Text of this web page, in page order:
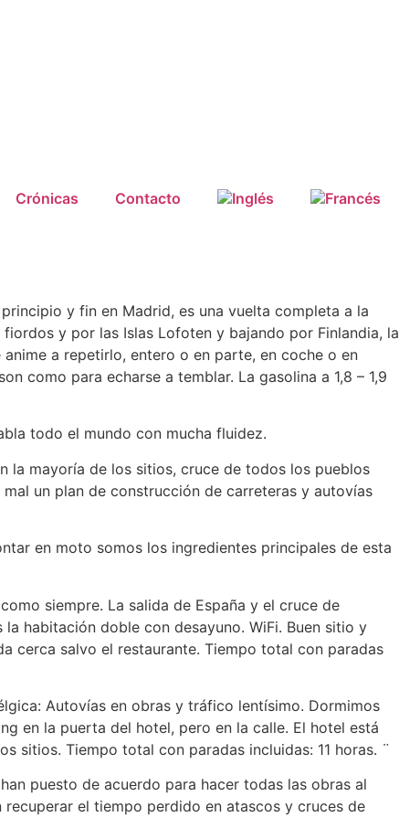
Crónicas Contacto
y fin en Madrid, es una vuelta completa a la
y por las Islas Lofoten y bajando por Finlandia, la
a repetirlo, entero o en parte, en coche o en
como para echarse a temblar. La gasolina a 1,8 – 1,9
todo el mundo con mucha fluidez.
la mayoría de los sitios, cruce de todos los pueblos
un plan de construcción de carreteras y autovías
en moto somos los ingredientes principales de esta
siempre. La salida de España y el cruce de
habitación doble con desayuno. WiFi. Buen sitio y
cerca salvo el restaurante. Tiempo total con paradas
Autovías en obras y tráfico lentísimo. Dormimos
en la puerta del hotel, pero en la calle. El hotel está
sitios. Tiempo total con paradas incluidas: 11 horas. ¨
puesto de acuerdo para hacer todas las obras al
el tiempo perdido en atascos y cruces de